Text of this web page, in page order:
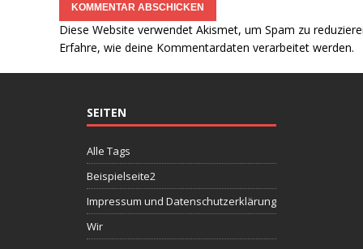
Diese Website verwendet Akismet, um Spam zu
Erfahre, wie deine Kommentardaten verarbeitet werden.
SEITEN
Alle Tags
Beispielseite2
Impressum und Datenschutzerklärung
Wir